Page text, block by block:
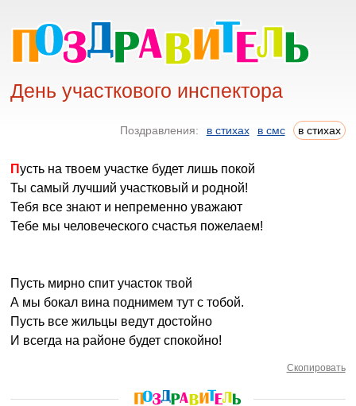
День участкового инспектора
Поздравления: в стихах в смс в стихах
Пусть на твоем участке будет лишь покой
Ты самый лучший участковый и родной!
Тебя все знают и непременно уважают
Тебе мы человеческого счастья пожелаем!
Пусть мирно спит участок твой
А мы бокал вина поднимем тут с тобой.
Пусть все жильцы ведут достойно
И всегда на районе будет спокойно!
Скопировать